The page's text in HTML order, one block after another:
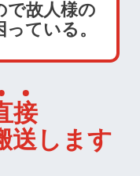
で故人様の
ている。
接
送します